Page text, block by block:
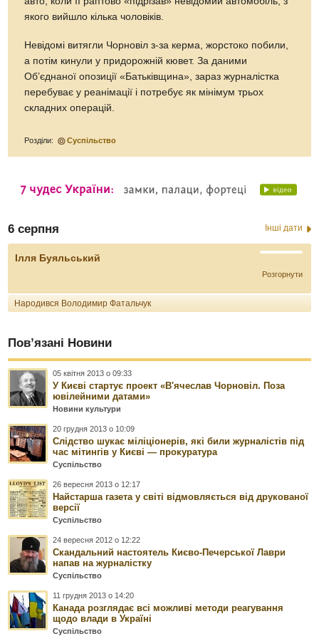
якого вийшло кілька чоловіків.
Невідомі витягли Чорновіл з-за керма, жорстоко побили,
а потім кинули у придорожній кювет. За даними
Об’єднаної опозиції «Батьківщина», зараз журналістка
перебуває у реанімації і потребує як мінімум трьох
складних операцій.
Розділи: Суспільство
6 серпня Інші дати
Ілля Буяльський
Розгорнути
Народився Володимир Фатальчук
Пов’язані Новини
05 квітня 2013 о 09:33
У Києві стартує проект «В'ячеслав Чорновіл. Поза
ювілейними датами»
Новини культури
20 грудня 2013 о 10:09
Слідство шукає міліціонерів, які били журналістів під
час мітингів у Києві — прокуратура
Суспільство
26 вересня 2013 о 12:17
Найстарша газета у світі відмовляється від друкованої
версії
Суспільство
24 вересня 2012 о 12:22
Скандальний настоятель Києво-Печерської Лаври
напав на журналістку
Суспільство
11 грудня 2013 о 14:20
Канада розглядає всі можливі методи реагування
щодо влади в Україні
Суспільство